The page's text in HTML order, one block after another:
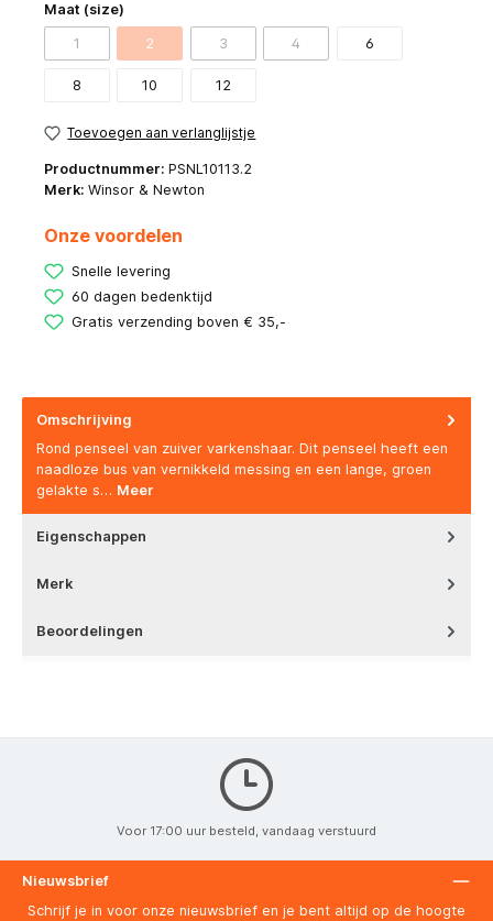
Maat (size)
1 2 3 4 6
8 10 12
Toevoegen aan verlanglijstje
Productnummer: PSNL10113.2
Merk: Winsor & Newton
Onze voordelen
Snelle levering
60 dagen bedenktijd
Gratis verzending boven € 35,-
Omschrijving
Rond penseel van zuiver varkenshaar. Dit penseel heeft een
naadloze bus van vernikkeld messing en een lange, groen
gelakte s… Meer
Eigenschappen
Merk
Beoordelingen
Voor 17:00 uur besteld, vandaag verstuurd
Nieuwsbrief
Schrijf je in voor onze nieuwsbrief en je bent altijd op de hoogte